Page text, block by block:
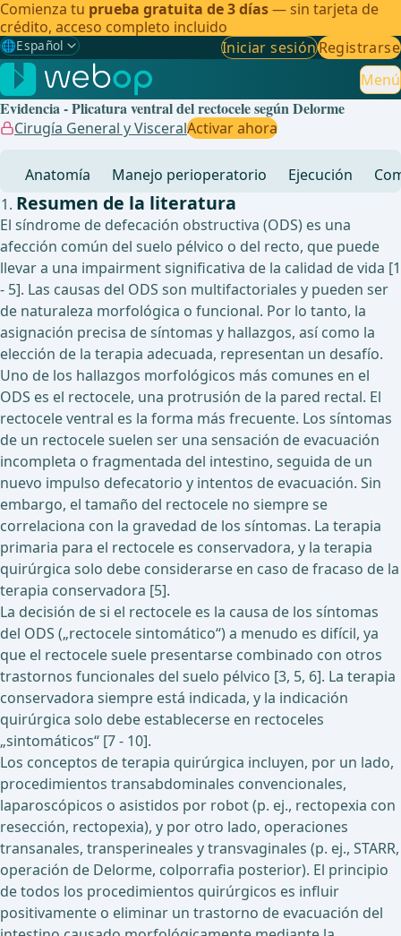
Comienza tu prueba gratuita de 3 días— sin tarjeta de
crédito, acceso completo incluido
🌐Español
Gewählte Sprache: Español
🇩🇪 Alemán
🇬🇧Inglés
🇧🇷
Iniciar sesiónRegistrarse
Menú
Evidencia - Plicatura ventral del rectocele según Delorme
Cirugía General y VisceralActivar ahora
Anatomía Manejo perioperatorio Ejecución
Resumen de la literatura
El síndrome de defecación obstructiva (ODS) es una
afección común del suelo pélvico o del recto, que puede
llevar a una impairment significativa de la calidad de vida [1
- 5]. Las causas del ODS son multifactoriales y pueden ser
de naturaleza morfológica o funcional. Por lo tanto, la
asignación precisa de síntomas y hallazgos, así como la
elección de la terapia adecuada, representan un desafío.
Uno de los hallazgos morfológicos más comunes en el
ODS es el rectocele, una protrusión de la pared rectal. El
rectocele ventral es la forma más frecuente. Los síntomas
de un rectocele suelen ser una sensación de evacuación
incompleta o fragmentada del intestino, seguida de un
nuevo impulso defecatorio y intentos de evacuación. Sin
embargo, el tamaño del rectocele no siempre se
correlaciona con la gravedad de los síntomas. La terapia
primaria para el rectocele es conservadora, y la terapia
quirúrgica solo debe considerarse en caso de fracaso de la
terapia conservadora [5].
La decisión de si el rectocele es la causa de los síntomas
del ODS („rectocele sintomático“) a menudo es difícil, ya
que el rectocele suele presentarse combinado con otros
trastornos funcionales del suelo pélvico [3, 5, 6]. La terapia
conservadora siempre está indicada, y la indicación
quirúrgica solo debe establecerse en rectoceles
„sintomáticos“ [7 - 10].
Los conceptos de terapia quirúrgica incluyen, por un lado,
procedimientos transabdominales convencionales,
laparoscópicos o asistidos por robot (p. ej., rectopexia con
resección, rectopexia), y por otro lado, operaciones
transanales, transperineales y transvaginales (p. ej., STARR,
operación de Delorme, colporrafia posterior). El principio
de todos los procedimientos quirúrgicos es influir
positivamente o eliminar un trastorno de evacuación del